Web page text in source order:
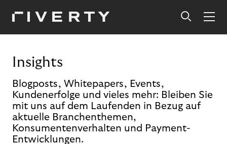
Insights
Blogposts, Whitepapers, Events,
Kundenerfolge und vieles mehr: Bleiben Sie
mit uns auf dem Laufenden in Bezug auf
aktuelle Branchenthemen,
Konsumentenverhalten und Payment-
Entwicklungen.